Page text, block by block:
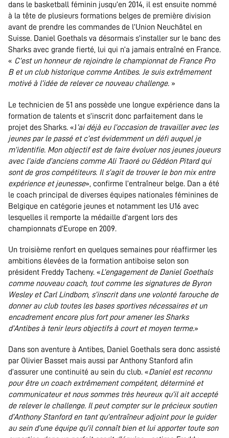
dans le basketball féminin jusqu’en 2014, il est ensuite nommé
à la tête de plusieurs formations belges de première division
avant de prendre les commandes de l’Union Neuchâtel en
Suisse. Daniel Goethals va désormais s’installer sur le banc des
Sharks avec grande fierté, lui qui n’a jamais entraîné en France.
« C’est un honneur de rejoindre le championnat de France Pro
B et un club historique comme Antibes. Je suis extrêmement
motivé à l’idée de relever ce nouveau challenge. »
Le technicien de 51 ans possède une longue expérience dans la
formation de talents et s’inscrit donc parfaitement dans le
projet des Sharks. «J’ai déjà eu l’occasion de travailler avec les
jeunes par le passé et c’est évidemment un défi auquel je
m’identifie. Mon objectif est de faire évoluer nos jeunes joueurs
avec l’aide d’anciens comme Ali Traoré ou Gédéon Pitard qui
sont de gros compétiteurs. Il s’agit de trouver le bon mix entre
expérience et jeunesse», confirme l’entraîneur belge. Dan a été
le coach principal de diverses équipes nationales féminines de
Belgique en catégorie jeunes et notamment les U16 avec
lesquelles il remporte la médaille d’argent lors des
championnats d’Europe en 2009.
Un troisième renfort en quelques semaines pour réaffirmer les
ambitions élevées de la formation antiboise selon son
président Freddy Tacheny. «L’engagement de Daniel Goethals
comme nouveau coach, tout comme les signatures de Byron
Wesley et Carl Lindbom, s’inscrit dans une volonté farouche de
donner au club toutes les bases sportives nécessaires et un
encadrement encore plus fort pour amener les Sharks
d’Antibes à tenir leurs objectifs à court et moyen terme.»
Dans son aventure à Antibes, Daniel Goethals sera donc assisté
par Olivier Basset mais aussi par Anthony Stanford afin
d’assurer une continuité au sein du club. «Daniel est reconnu
pour être un coach extrêmement compétent, déterminé et
communicateur et nous sommes très heureux qu’il ait accepté
de relever le challenge. Il peut compter sur le précieux soutien
d’Anthony Stanford en tant qu’entraîneur adjoint pour le guider
au sein d’une équipe qu’il connaît bien et lui apporter toute son